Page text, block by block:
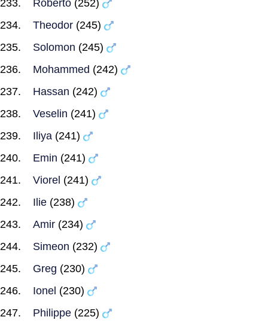
Roberto (252)
Theodor (245)
Solomon (245)
Mohammed (242)
Hassan (242)
Veselin (241)
Iliya (241)
Emin (241)
Viorel (241)
Ilie (238)
Amir (234)
Simeon (232)
Greg (230)
Ionel (230)
Philippe (225)